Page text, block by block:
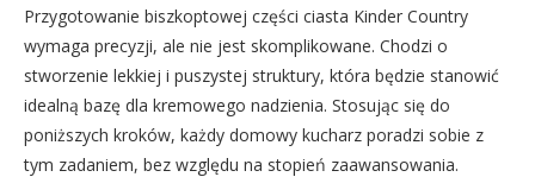
Przygotowanie biszkoptowej części ciasta Kinder Country
wymaga precyzji, ale nie jest skomplikowane. Chodzi o
stworzenie lekkiej i puszystej struktury, która będzie stanowić
idealną bazę dla kremowego nadzienia. Stosując się do
poniższych kroków, każdy domowy kucharz poradzi sobie z
tym zadaniem, bez względu na stopień zaawansowania.